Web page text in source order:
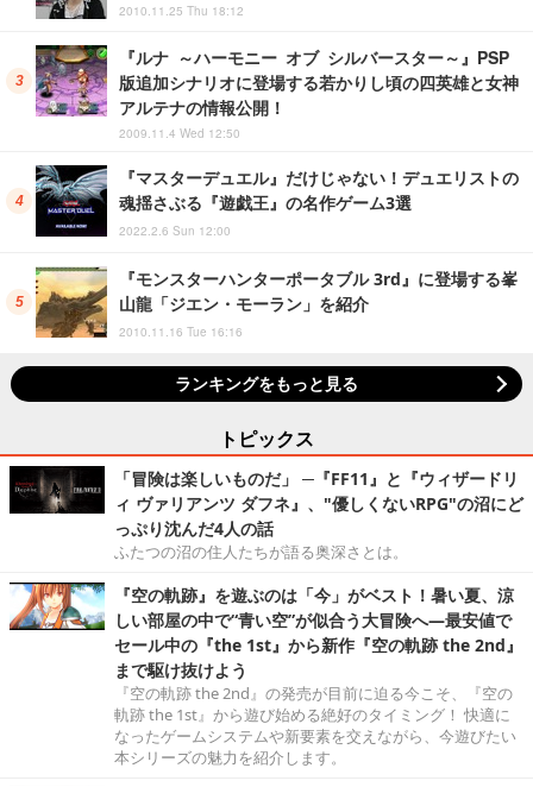
2010.11.25 Thu 18:12
『ルナ ～ハーモニー オブ シルバースター～』PSP
版追加シナリオに登場する若かりし頃の四英雄と女神
アルテナの情報公開！
2009.11.4 Wed 12:50
『マスターデュエル』だけじゃない！デュエリストの
魂揺さぶる『遊戯王』の名作ゲーム3選
2022.2.6 Sun 12:00
『モンスターハンターポータブル 3rd』に登場する峯
山龍「ジエン・モーラン」を紹介
2010.11.16 Tue 16:16
ランキングをもっと見る
トピックス
「冒険は楽しいものだ」 ─『FF11』と『ウィザードリ
ィ ヴァリアンツ ダフネ』、"優しくないRPG"の沼にど
っぷり沈んだ4人の話
ふたつの沼の住人たちが語る奥深さとは。
『空の軌跡』を遊ぶのは「今」がベスト！暑い夏、涼
しい部屋の中で“青い空”が似合う大冒険へ―最安値で
セール中の『the 1st』から新作『空の軌跡 the 2nd』
まで駆け抜けよう
『空の軌跡 the 2nd』の発売が目前に迫る今こそ、『空の
軌跡 the 1st』から遊び始める絶好のタイミング！ 快適に
なったゲームシステムや新要素を交えながら、今遊びたい
本シリーズの魅力を紹介します。